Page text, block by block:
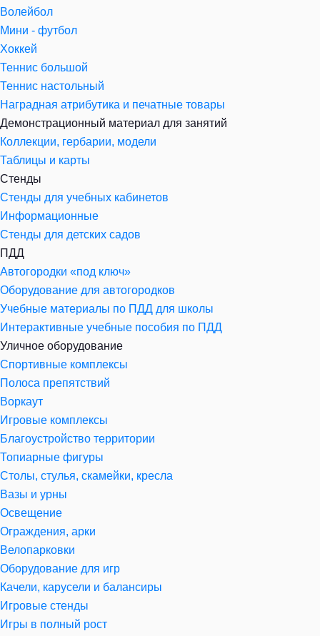
Волейбол
Мини - футбол
Хоккей
Теннис большой
Теннис настольный
Наградная атрибутика и печатные товары
Демонстрационный материал для занятий
Коллекции, гербарии, модели
Таблицы и карты
Стенды
Стенды для учебных кабинетов
Информационные
Стенды для детских садов
ПДД
Автогородки «под ключ»
Оборудование для автогородков
Учебные материалы по ПДД для школы
Интерактивные учебные пособия по ПДД
Уличное оборудование
Спортивные комплексы
Полоса препятствий
Воркаут
Игровые комплексы
Благоустройство территории
Топиарные фигуры
Столы, стулья, скамейки, кресла
Вазы и урны
Освещение
Ограждения, арки
Велопарковки
Оборудование для игр
Качели, карусели и балансиры
Игровые стенды
Игры в полный рост